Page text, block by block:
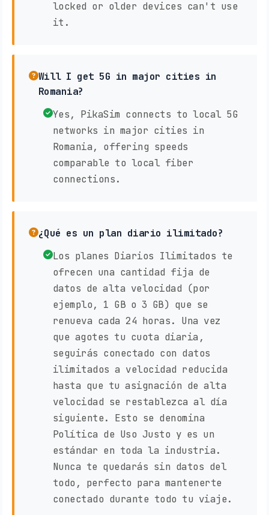
locked or older devices can't use
it.
Will I get 5G in major cities in
Romania?
Yes, PikaSim connects to local 5G
networks in major cities in
Romania, offering speeds
comparable to local fiber
connections.
¿Qué es un plan diario ilimitado?
Los planes Diarios Ilimitados te
ofrecen una cantidad fija de
datos de alta velocidad (por
ejemplo, 1 GB o 3 GB) que se
renueva cada 24 horas. Una vez
que agotes tu cuota diaria,
seguirás conectado con datos
ilimitados a velocidad reducida
hasta que tu asignación de alta
velocidad se restablezca al día
siguiente. Esto se denomina
Política de Uso Justo y es un
estándar en toda la industria.
Nunca te quedarás sin datos del
todo, perfecto para mantenerte
conectado durante todo tu viaje.